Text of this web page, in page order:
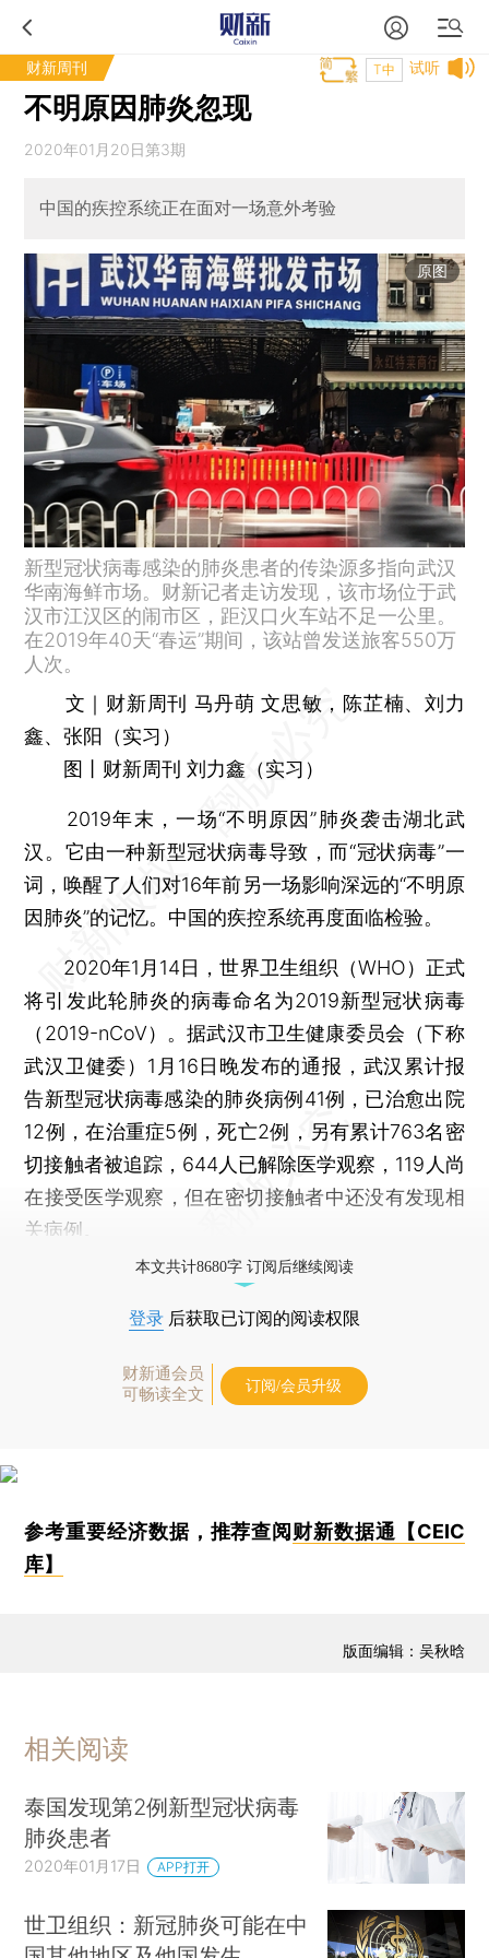
财新周刊 试听
T中
不明原因肺炎忽现
2020年01月20日第3期
中国的疾控系统正在面对一场意外考验
原图
新型冠状病毒感染的肺炎患者的传染源多指向武汉
华南海鲜市场。财新记者走访发现，该市场位于武
汉市江汉区的闹市区，距汉口火车站不足一公里。
在2019年40天“春运”期间，该站曾发送旅客550万
人次。
文｜财新周刊 马丹萌 文思敏，陈芷楠、刘力
鑫、张阳（实习）
图丨财新周刊 刘力鑫（实习）
2019年末，一场“不明原因”肺炎袭击湖北武
汉。它由一种新型冠状病毒导致，而“冠状病毒”一
词，唤醒了人们对16年前另一场影响深远的“不明原
因肺炎”的记忆。中国的疾控系统再度面临检验。
2020年1月14日，世界卫生组织（WHO）正式
将引发此轮肺炎的病毒命名为2019新型冠状病毒
（2019-nCoV）。据武汉市卫生健康委员会（下称
武汉卫健委）1月16日晚发布的通报，武汉累计报
告新型冠状病毒感染的肺炎病例41例，已治愈出院
12例，在治重症5例，死亡2例，另有累计763名密
切接触者被追踪，644人已解除医学观察，119人尚
在接受医学观察，但在密切接触者中还没有发现相
关病例。
本文共计8680字 订阅后继续阅读
登录 后获取已订阅的阅读权限
财新通会员
可畅读全文
订阅/会员升级
参考重要经济数据，推荐查阅财新数据通【CEIC
库】
版面编辑：吴秋晗
相关阅读
泰国发现第2例新型冠状病毒
肺炎患者
2020年01月17日 APP打开
世卫组织：新冠肺炎可能在中